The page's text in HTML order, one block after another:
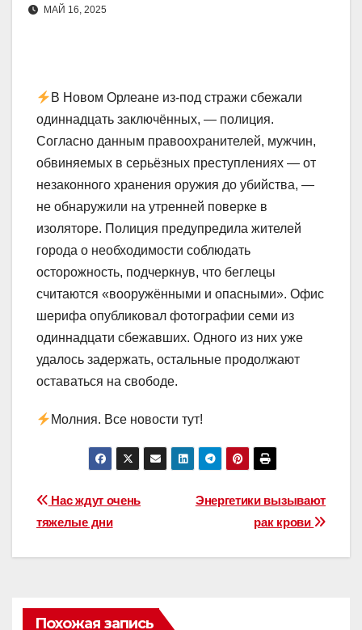
МАЙ 16, 2025
В Новом Орлеане из-под стражи сбежали
одиннадцать заключённых, — полиция.
Согласно данным правоохранителей, мужчин,
обвиняемых в серьёзных преступлениях — от
незаконного хранения оружия до убийства, —
не обнаружили на утренней поверке в
изоляторе. Полиция предупредила жителей
города о необходимости соблюдать
осторожность, подчеркнув, что беглецы
считаются «вооружёнными и опасными». Офис
шерифа опубликовал фотографии семи из
одиннадцати сбежавших. Одного из них уже
удалось задержать, остальные продолжают
оставаться на свободе.
Молния. Все новости тут!
Навигация
по
Энергетики вызывают
рак крови
Нас ждут очень
тяжелые дни
Похожая запись